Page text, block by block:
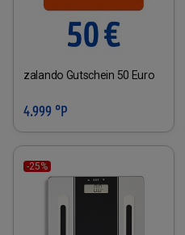
zalando Gutschein 50 Euro
4.999 °P
-25%